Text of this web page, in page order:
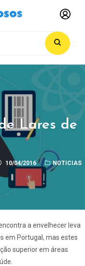
Lares de
10/04/2016 NOTICIAS
a envelhecer leva
em Portugal, mas estes
superior em áreas